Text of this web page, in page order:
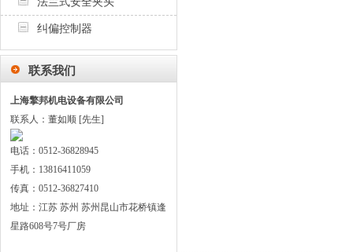
纠偏控制器
联系我们
上海擎邦机电设备有限公司
联系人：董如顺 [先生]
电话：0512-36828945
手机：13816411059
传真：0512-36827410
地址：江苏 苏州 苏州昆山市花桥镇逢
星路608号7号厂房